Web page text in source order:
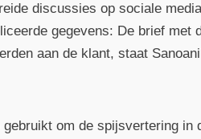
discussies op sociale
gegevens: De brief met
aan de klant, staat
om de spijsvertering in